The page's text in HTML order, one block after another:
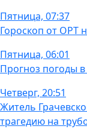
Пятница, 07:37
Гороскоп от ОРТ
Пятница, 06:01
Прогноз погоды
Четверг, 20:51
Житель
трагедию на